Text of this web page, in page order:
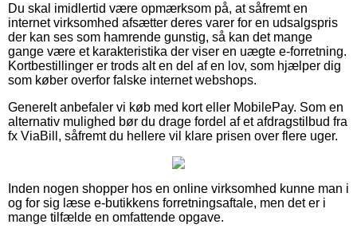
Du skal imidlertid være opmærksom på, at såfremt en
internet virksomhed afsætter deres varer for en udsalgspris
der kan ses som hamrende gunstig, så kan det mange
gange være et karakteristika der viser en uægte e-forretning.
Kortbestillinger er trods alt en del af en lov, som hjælper dig
som køber overfor falske internet webshops.
Generelt anbefaler vi køb med kort eller MobilePay. Som en
alternativ mulighed bør du drage fordel af et afdragstilbud fra
fx ViaBill, såfremt du hellere vil klare prisen over flere uger.
Inden nogen shopper hos en online virksomhed kunne man i
og for sig læse e-butikkens forretningsaftale, men det er i
mange tilfælde en omfattende opgave.